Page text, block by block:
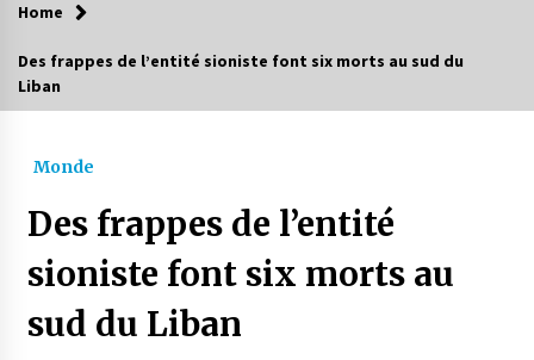
Le saviez vous ?
Début des camps d’été pour un deuxième
groupe d’enfants autistes
Parking de la Promenade des Sablettes : Mis en
service de bornes automatiques
Home
Des frappes de l’entité sioniste font six morts au sud du
Liban
Monde
Des frappes de l’entité
sioniste font six morts au
sud du Liban